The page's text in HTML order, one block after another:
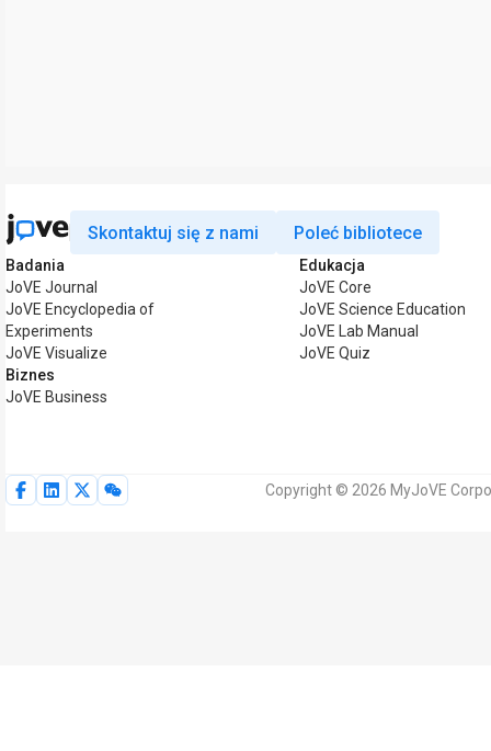
Skontaktuj się z nami Poleć bibliotece
Badania
JoVE Journal
JoVE Encyclopedia of
Experiments
JoVE Visualize
Biznes
JoVE Business
Edukacja
JoVE Core
JoVE Science Education
JoVE Lab Manual
JoVE Quiz
Copyright © 2026 MyJoVE